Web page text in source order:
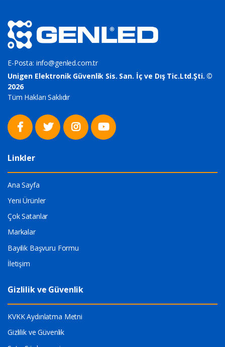
E-Posta: info@genled.com.tr
Unigen Elektronik Güvenlik Sis. San. İç ve Dış Tic.Ltd.Şti. ©
2026
Tüm Hakları Saklıdır
Linkler
Ana Sayfa
Yeni Ürünler
Çok Satanlar
Markalar
Bayilik Başvuru Formu
İletişim
Gizlilik ve Güvenlik
KVKK Aydınlatma Metni
Gizlilik ve Güvenlik